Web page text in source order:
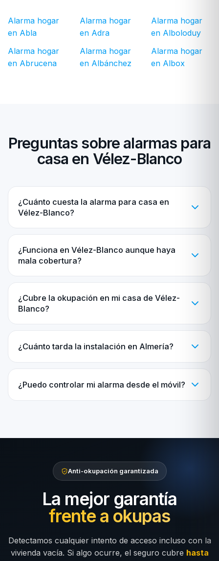
Alarma hogar
en Abla
Alarma hogar
en Abrucena
Alarma hogar
en Adra
Alarma hogar
en Albánchez
Alarma hogar
en Alboloduy
Alarma hogar
en Albox
Preguntas sobre alarmas para
casa en Vélez-Blanco
¿Cuánto cuesta la alarma para casa en
Vélez-Blanco?
¿Funciona en Vélez-Blanco aunque haya
mala cobertura?
¿Cubre la okupación en mi casa de Vélez-
Blanco?
¿Cuánto tarda la instalación en Almería?
¿Puedo controlar mi alarma desde el móvil?
Anti-okupación garantizada
La mejor garantía
frente a okupas
Detectamos cualquier intento de acceso incluso con la
vivienda vacía. Si algo ocurre, el seguro cubre hasta